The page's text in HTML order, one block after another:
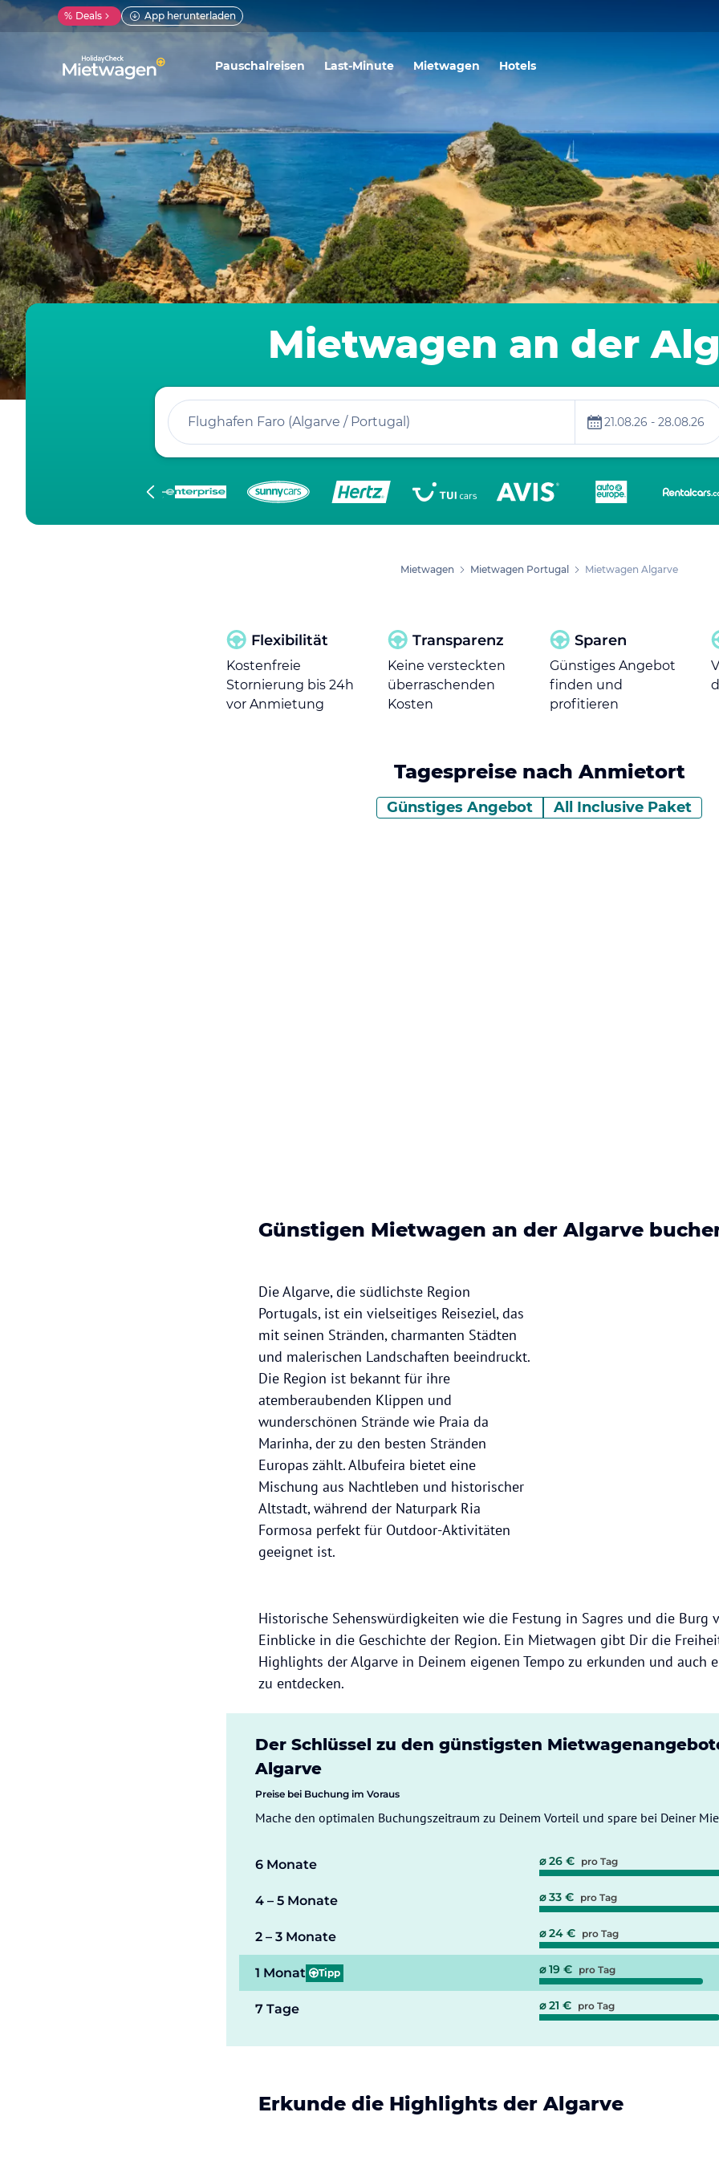
% Deals App herunterladen
Pauschalreisen Last-Minute Mietwagen Hotels
Mietwagen an der
Flughafen Faro (Algarve / Portugal) 21.08.26 - 28.08.26
Mietwagen Mietwagen Portugal Mietwagen Algarve
Flexibilität
Kostenfreie
Stornierung bis 24h
vor Anmietung
Transparenz
Keine versteckten
überraschenden
Kosten
Sparen
Günstiges Angebot
finden und
profitieren
Tagespreise nach Anmietort
Günstiges Angebot All Inclusive Paket
Günstigen Mietwagen an der Algarve
Die Algarve, die südlichste Region
Portugals, ist ein vielseitiges Reiseziel, das
mit seinen Stränden, charmanten Städten
und malerischen Landschaften beeindruckt.
Die Region ist bekannt für ihre
atemberaubenden Klippen und
wunderschönen Strände wie Praia da
Marinha, der zu den besten Stränden
Europas zählt. Albufeira bietet eine
Mischung aus Nachtleben und historischer
Altstadt, während der Naturpark Ria
Formosa perfekt für Outdoor-Aktivitäten
geeignet ist.
Historische Sehenswürdigkeiten wie die Festung in Sagres und die Burg
Einblicke in die Geschichte der Region. Ein Mietwagen gibt Dir die
Highlights der Algarve in Deinem eigenen Tempo zu erkunden und auch
zu entdecken.
Der Schlüssel zu den günstigsten
Algarve
Preise bei Buchung im Voraus
Mache den optimalen Buchungszeitraum zu Deinem Vorteil und spare bei Deiner
6 Monate ⌀ 26 € pro Tag
4 – 5 Monate ⌀ 33 € pro Tag
2 – 3 Monate ⌀ 24 € pro Tag
1 Monat Tipp ⌀ 19 € pro Tag
7 Tage ⌀ 21 € pro Tag
Erkunde die Highlights der Algarve